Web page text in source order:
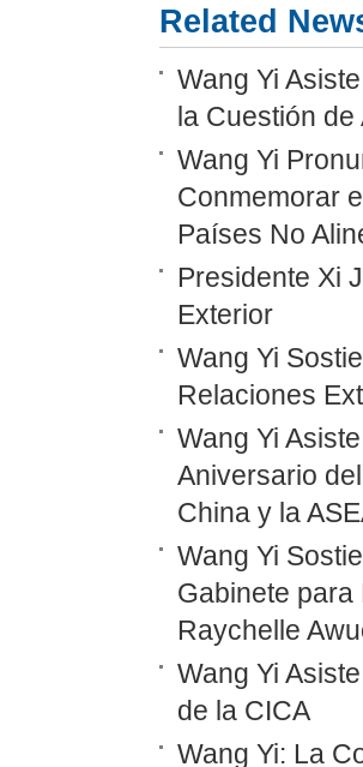
Related
Wang Yi
la Cuestión de
Wang Yi
Conmemorar
Países No
Presidente Xi
Exterior
Wang Yi
Relaciones
Wang Yi
Aniversario
China y la
Wang Yi
Gabinete
Raychelle
Wang Yi
de la CICA
Wang Yi: La